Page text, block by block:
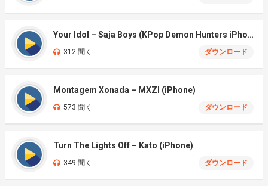
Your Idol – Saja Boys (KPop Demon Hunters iPhone)
312 聞く ダウンロード
Montagem Xonada – MXZI (iPhone)
573 聞く ダウンロード
Turn The Lights Off – Kato (iPhone)
349 聞く ダウンロード